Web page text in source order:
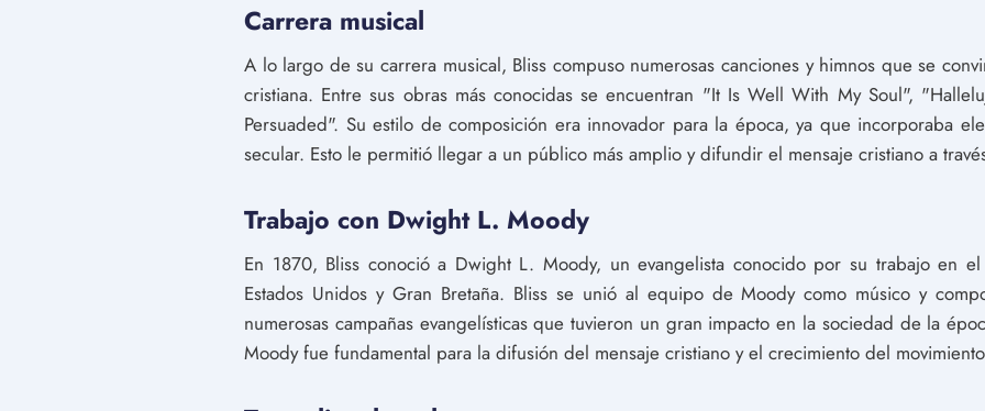
Carrera musical
A lo largo de su carrera musical, Bliss compuso numerosas canciones y himnos que se
cristiana. Entre sus obras más conocidas se encuentran "It Is Well With My Soul",
Persuaded". Su estilo de composición era innovador para la época, ya que incorporaba
secular. Esto le permitió llegar a un público más amplio y difundir el mensaje cristiano a
Trabajo con Dwight L. Moody
En 1870, Bliss conoció a Dwight L. Moody, un evangelista conocido por su trabajo en
Estados Unidos y Gran Bretaña. Bliss se unió al equipo de Moody como músico y
numerosas campañas evangelísticas que tuvieron un gran impacto en la sociedad de la
Moody fue fundamental para la difusión del mensaje cristiano y el crecimiento del